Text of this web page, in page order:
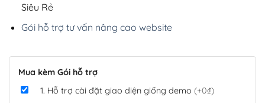
Siêu Rẻ
Gói hỗ trợ tư vấn nâng cao website
Mua kèm Gói hỗ trợ
1. Hỗ trợ cài đặt giao diện giống demo (+0₫)